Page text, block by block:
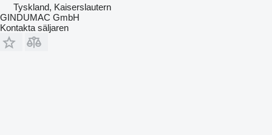
Tyskland, Kaiserslautern
GINDUMAC GmbH
Kontakta säljaren